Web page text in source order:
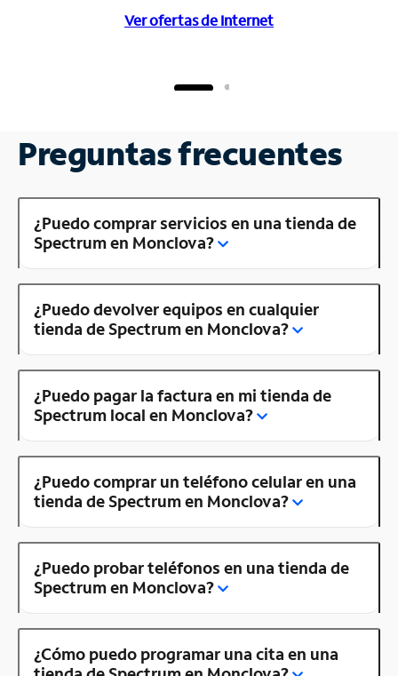
Ver ofertas de Internet
Preguntas frecuentes
¿Puedo comprar servicios en una tienda de
Spectrum en Monclova?
¿Puedo devolver equipos en cualquier
tienda de Spectrum en Monclova?
¿Puedo pagar la factura en mi tienda de
Spectrum local en Monclova?
¿Puedo comprar un teléfono celular en una
tienda de Spectrum en Monclova?
¿Puedo probar teléfonos en una tienda de
Spectrum en Monclova?
¿Cómo puedo programar una cita en una